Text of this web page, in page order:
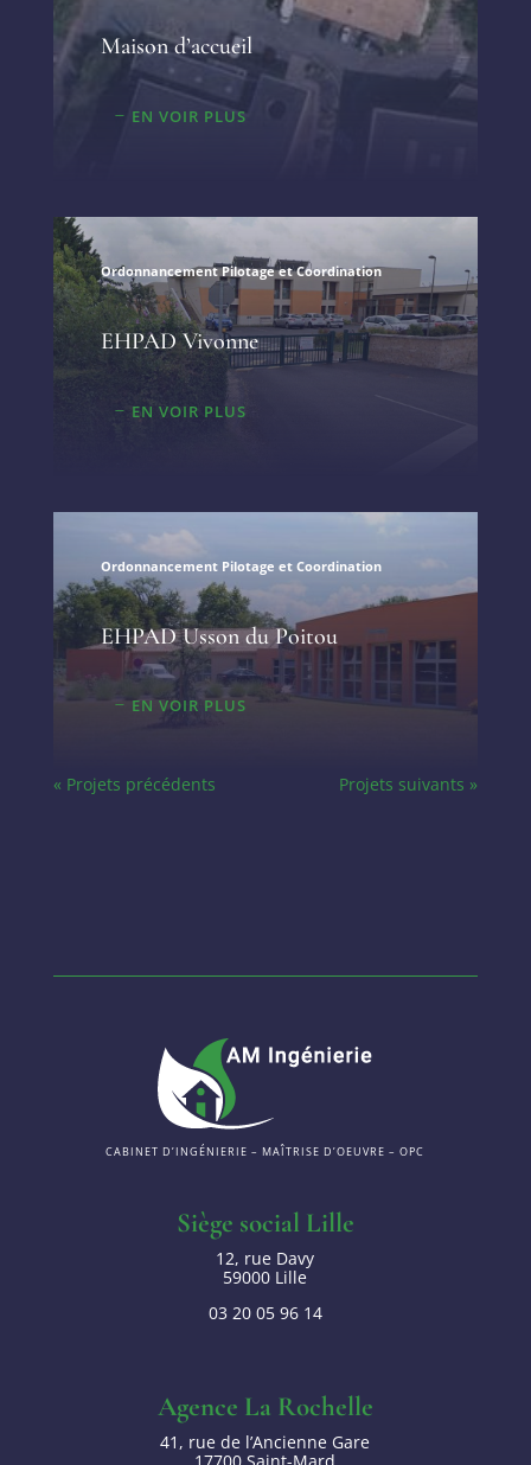
Maison d’accueil
EN VOIR PLUS
Ordonnancement Pilotage et Coordination
EHPAD Vivonne
EN VOIR PLUS
Ordonnancement Pilotage et Coordination
EHPAD Usson du Poitou
EN VOIR PLUS
Projets suivants »
« Projets précédents
CABINET D’INGÉNIERIE – MAÎTRISE D’OEUVRE – OPC
Siège social Lille
12, rue Davy
59000 Lille
03 20 05 96 14
Agence La Rochelle
41, rue de l’Ancienne Gare